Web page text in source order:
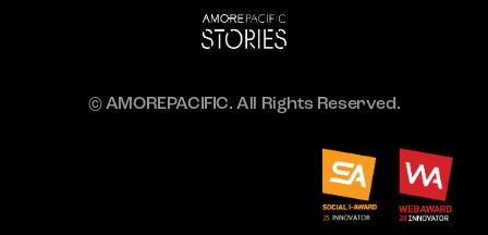
© AMOREPACIFIC. All Rights Reserved.